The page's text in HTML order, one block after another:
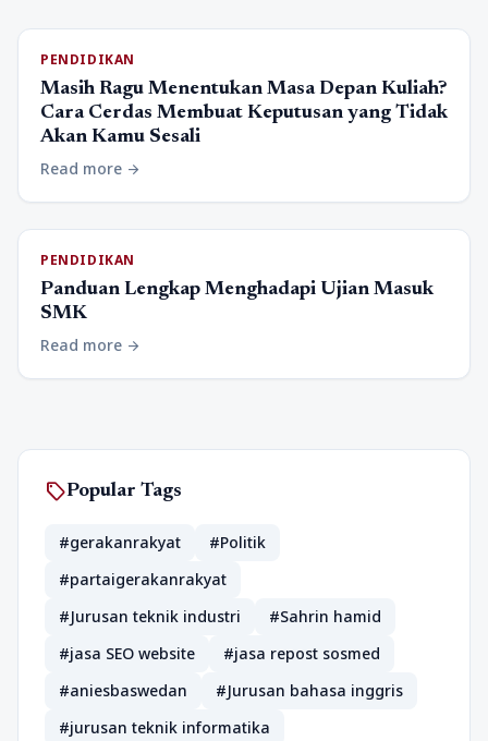
PENDIDIKAN
Masih Ragu Menentukan Masa Depan Kuliah?
Cara Cerdas Membuat Keputusan yang Tidak
Akan Kamu Sesali
Read more arrow_forward
PENDIDIKAN
Panduan Lengkap Menghadapi Ujian Masuk
SMK
Read more arrow_forward
sellPopular Tags
#gerakanrakyat
#Politik
#partaigerakanrakyat
#Jurusan teknik industri
#Sahrin hamid
#jasa SEO website
#jasa repost sosmed
#aniesbaswedan
#Jurusan bahasa inggris
#jurusan teknik informatika